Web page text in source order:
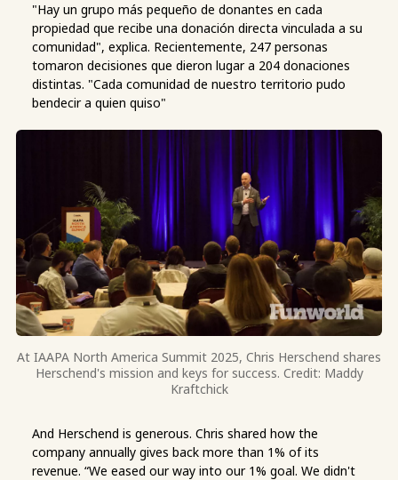
"Hay un grupo más pequeño de donantes en cada
propiedad que recibe una donación directa vinculada a su
comunidad", explica. Recientemente, 247 personas
tomaron decisiones que dieron lugar a 204 donaciones
distintas. "Cada comunidad de nuestro territorio pudo
bendecir a quien quiso"
At IAAPA North America Summit 2025, Chris Herschend shares
Herschend's mission and keys for success. Credit: Maddy
Kraftchick
And Herschend is generous. Chris shared how the
company annually gives back more than 1% of its
revenue. “We eased our way into our 1% goal. We didn't